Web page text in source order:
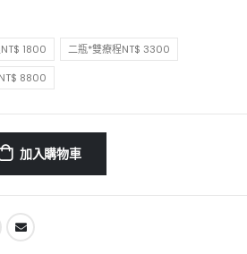
1800
二瓶*雙療程NT$ 3300
8800
加入購物車